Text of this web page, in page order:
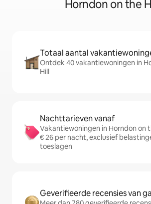
Horndon on the
Totaal aantal
Ontdek 40 vakantiewoningen in
Hill
Nachttarieven vanaf
Vakantiewoningen in Horndon on
€ 26 per nacht, exclusief
toeslagen
Geverifieerde recensies van